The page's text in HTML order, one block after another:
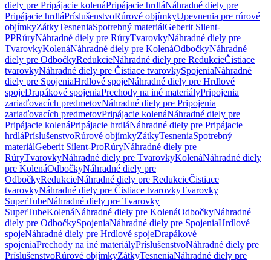
diely pre Pripájacie kolenáPripájacie hrdláNáhradné diely pre
Pripájacie hrdláPríslušenstvoRúrové objímkyUpevnenia pre rúrové
objímkyZátkyTesneniaSpotrebný materiálGeberit Silent-
PPRúryNáhradné diely pre RúryTvarovkyNáhradné diely pre
TvarovkyKolenáNáhradné diely pre KolenáOdbočkyNáhradné
diely pre OdbočkyRedukcieNáhradné diely pre RedukcieČistiace
tvarovkyNáhradné diely pre Čistiace tvarovkySpojeniaNáhradné
diely pre SpojeniaHrdlové spojeNáhradné diely pre Hrdlové
spojeDrapákové spojeniaPrechody na iné materiályPripojenia
zariaďovacích predmetovNáhradné diely pre Pripojenia
zariaďovacích predmetovPripájacie kolenáNáhradné diely pre
Pripájacie kolenáPripájacie hrdláNáhradné diely pre Pripájacie
hrdláPríslušenstvoRúrové objímkyZátkyTesneniaSpotrebný
materiálGeberit Silent-ProRúryNáhradné diely pre
RúryTvarovkyNáhradné diely pre TvarovkyKolenáNáhradné diely
pre KolenáOdbočkyNáhradné diely pre
OdbočkyRedukcieNáhradné diely pre RedukcieČistiace
tvarovkyNáhradné diely pre Čistiace tvarovkyTvarovky
SuperTubeNáhradné diely pre Tvarovky
SuperTubeKolenáNáhradné diely pre KolenáOdbočkyNáhradné
diely pre OdbočkySpojeniaNáhradné diely pre SpojeniaHrdlové
spojeNáhradné diely pre Hrdlové spojeDrapákové
spojeniaPrechody na iné materiályPríslušenstvoNáhradné diely pre
PríslušenstvoRúrové objímkyZátkyTesneniaNáhradné diely pre